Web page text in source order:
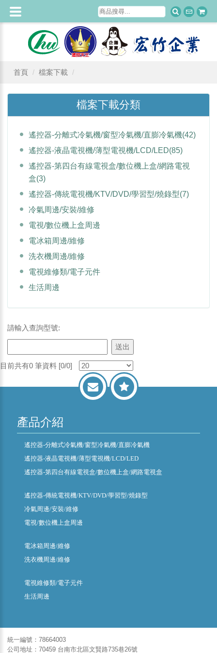
首頁 檔案下載
檔案下載分類
遙控器-分離式冷氣機/窗型冷氣機/直膨冷氣機(42)
遙控器-液晶電視機/薄型電視機/LCD/LED(85)
遙控器-第四台有線電視盒/數位機上盒/網路電視
盒(3)
遙控器-傳統電視機/KTV/DVD/學習型/燒錄型(7)
冷氣周邊/安裝/維修
電視/數位機上盒周邊
電冰箱周邊/維修
洗衣機周邊/維修
電視維修類/電子元件
生活周邊
請輸入查詢型號:
目前共有0 筆資料 [0/0]
產品介紹
遙控器-分離式冷氣機/窗型冷氣機/直膨冷氣機
遙控器-液晶電視機/薄型電視機/LCD/LED
遙控器-第四台有線電視盒/數位機上盒/網路電視盒
遙控器-傳統電視機/KTV/DVD/學習型/燒錄型
冷氣周邊/安裝/維修
電視/數位機上盒周邊
電冰箱周邊/維修
洗衣機周邊/維修
電視維修類/電子元件
生活周邊
統一編號：78664003
公司地址：70459 台南市北區文賢路735巷26號